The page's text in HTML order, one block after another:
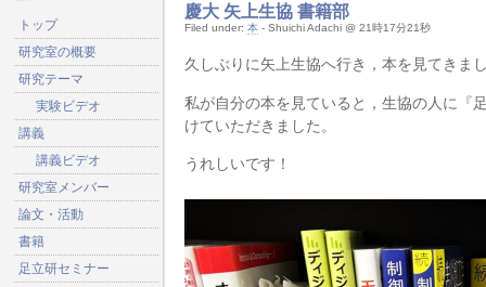
慶大 矢上生協 書籍部
Filed under: 本 - Shuichi Adachi @ 21時17分21秒
久しぶりに矢上生協へ行き，本を見てきま
私が自分の本を見ていると，生協の人に『
けていただきました。
うれしいです！
トップ
研究室の概要
研究テーマ
実験ビデオ
講義
講義ビデオ
研究室メンバー
論文・活動
書籍
足立研セミナー